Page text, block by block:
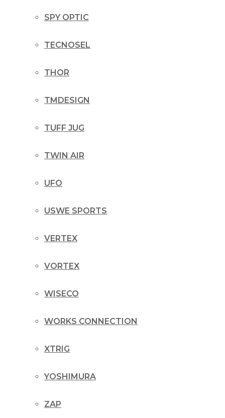
SPY OPTIC
TECNOSEL
THOR
TMDESIGN
TUFF JUG
TWIN AIR
UFO
USWE SPORTS
VERTEX
VORTEX
WISECO
WORKS CONNECTION
XTRIG
YOSHIMURA
ZAP